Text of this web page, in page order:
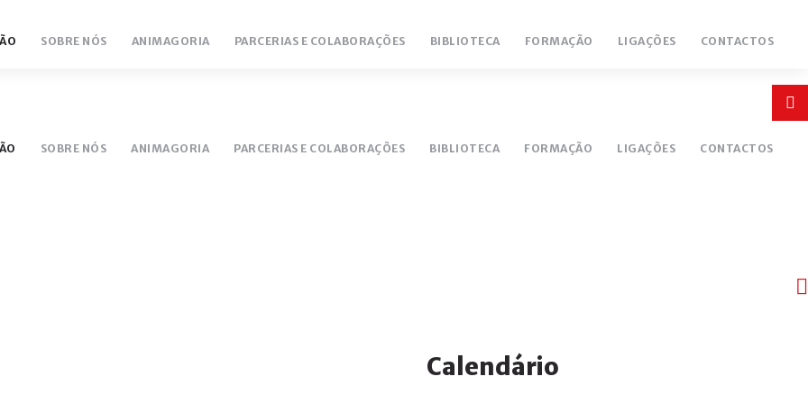
18/19
SOBRE NÓS ANIMAGORIA PARCERIAS E COLABORAÇÕES BIBLIOTECA FORMAÇÃO LIGAÇÕES CONTACTOS
SOBRE NÓS ANIMAGORIA PARCERIAS E COLABORAÇÕES BIBLIOTECA FORMAÇÃO LIGAÇÕES CONTACTOS
Calendário
Ano
anterior
Mês
anterior
Próximo
ano
Próximo
mês
or
register
Remember